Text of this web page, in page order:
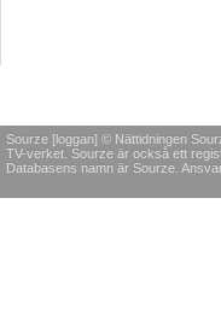
Sourze [loggan] © Nättidningen
TV-verket. Sourze är också ett
Databasens namn är Sourze.